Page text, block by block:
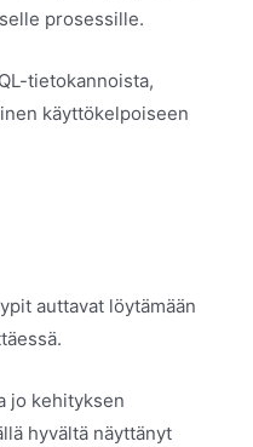
prosessille.
tietokannoista,
käyttökelpoiseen
auttavat löytämään
jo kehityksen
hyvältä näyttänyt